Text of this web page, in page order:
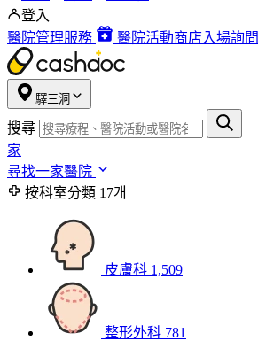
登入
醫院管理服務
醫院活動商店入場詢問
驛三洞
搜尋
家
尋找一家醫院
按科室分類 17개
皮膚科 1,509
整形外科 781